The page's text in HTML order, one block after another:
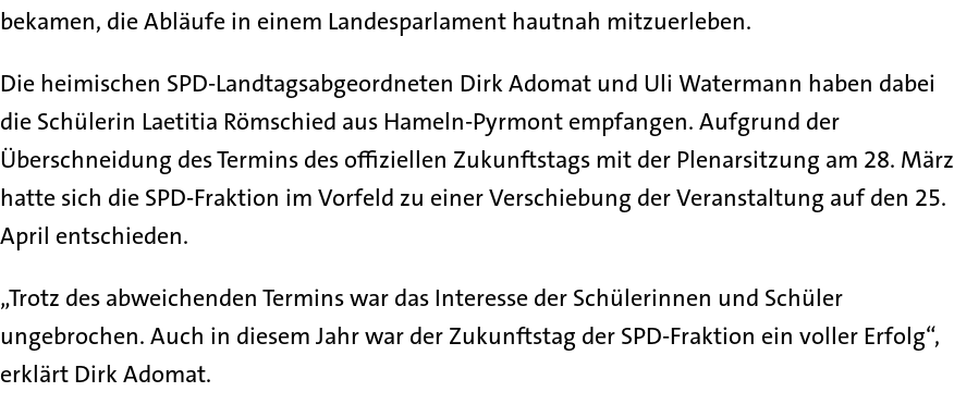
bekamen, die Abläufe in einem Landesparlament hautnah mitzuerleben.
Die heimischen SPD-Landtagsabgeordneten Dirk Adomat und Uli Watermann haben dabei
die Schülerin Laetitia Römschied aus Hameln-Pyrmont empfangen. Aufgrund der
Überschneidung des Termins des offiziellen Zukunftstags mit der Plenarsitzung am 28. März
hatte sich die SPD-Fraktion im Vorfeld zu einer Verschiebung der Veranstaltung auf den 25.
April entschieden.
„Trotz des abweichenden Termins war das Interesse der Schülerinnen und Schüler
ungebrochen. Auch in diesem Jahr war der Zukunftstag der SPD-Fraktion ein voller Erfolg“,
erklärt Dirk Adomat.